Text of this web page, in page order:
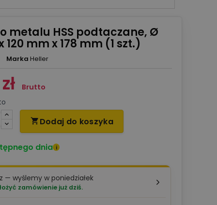
metalu HSS podtaczane, Ø
120 mm x 178 mm (1 szt.)
Marka Heller
Brutto
 Dodaj do koszyka
dnia i
— wyślemy w poniedziałek
zamówienie już dziś.